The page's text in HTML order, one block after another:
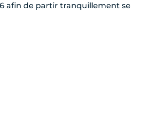
afin de partir tranquillement se